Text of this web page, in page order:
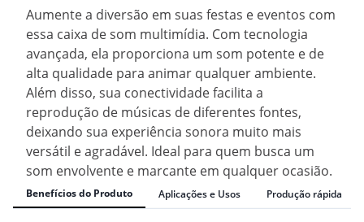
Aumente a diversão em suas festas e eventos com
essa caixa de som multimídia. Com tecnologia
avançada, ela proporciona um som potente e de
alta qualidade para animar qualquer ambiente.
Além disso, sua conectividade facilita a
reprodução de músicas de diferentes fontes,
deixando sua experiência sonora muito mais
versátil e agradável. Ideal para quem busca um
som envolvente e marcante em qualquer ocasião.
Benefícios do Produto Aplicações e Usos Produção rápida